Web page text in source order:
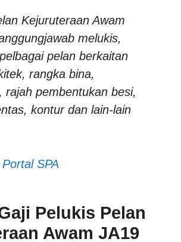
Kejuruteraan Awam
melukis,
pelan berkaitan
rangka bina,
rajah pembentukan besi,
kontur dan lain-lain
SPA
Pelukis Pelan
Awam JA19